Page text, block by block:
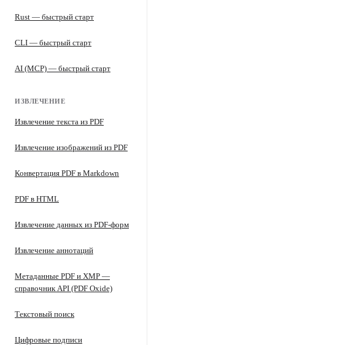
Rust — быстрый старт
CLI — быстрый старт
AI (MCP) — быстрый старт
ИЗВЛЕЧЕНИЕ
Извлечение текста из PDF
Извлечение изображений из PDF
Конвертация PDF в Markdown
PDF в HTML
Извлечение данных из PDF-форм
Извлечение аннотаций
Метаданные PDF и XMP —
справочник API (PDF Oxide)
Текстовый поиск
Цифровые подписи